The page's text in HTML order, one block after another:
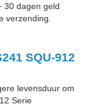
30 dagen geld
verzending.
SQU-912
levensduur om
Serie